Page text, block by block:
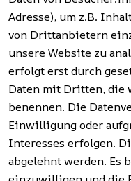
Adresse), um z.B.
von Drittanbietern
unsere Website zu
erfolgt erst durch
Daten mit Dritten, die
benennen. Die
Einwilligung oder
Interesses erfolgen.
abgelehnt werden. Es
Haushalt
und mehr.
Vertrag
widerrufen
rgung
Facebook |
Instagram |
Newsletter